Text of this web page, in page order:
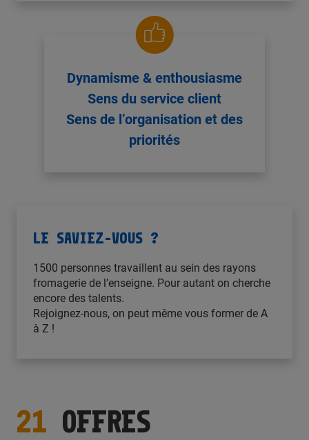
Dynamisme & enthousiasme
Sens du service client
Sens de l’organisation et des
priorités
LE SAVIEZ-VOUS ?
1500 personnes travaillent au sein des rayons
fromagerie de l’enseigne. Pour autant on cherche
encore des talents.
Rejoignez-nous, on peut même vous former de A
à Z !
21 OFFRES